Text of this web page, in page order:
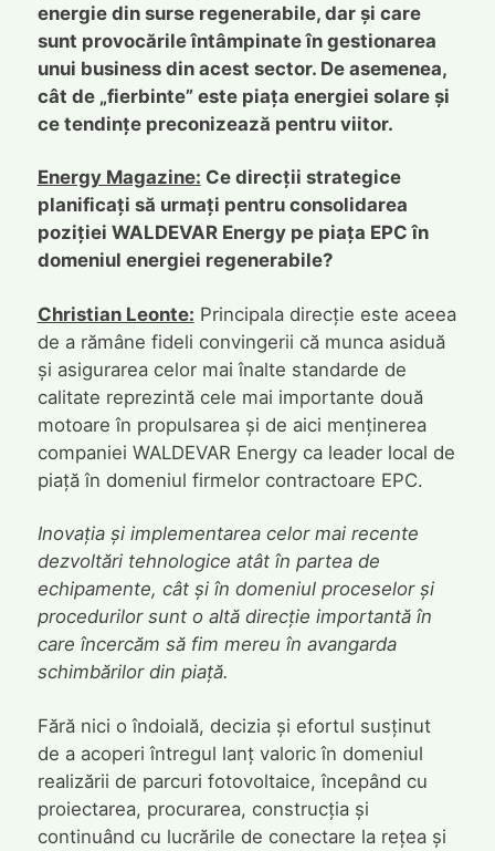
energie din surse regenerabile, dar și care
sunt provocările întâmpinate în gestionarea
unui business din acest sector. De asemenea,
cât de „fierbinte” este piața energiei solare și
ce tendințe preconizează pentru viitor.
Energy Magazine: Ce direcții strategice
planificați să urmați pentru consolidarea
poziției WALDEVAR Energy pe piața EPC în
domeniul energiei regenerabile?
Christian Leonte: Principala direcție este aceea
de a rămâne fideli convingerii că munca asiduă
și asigurarea celor mai înalte standarde de
calitate reprezintă cele mai importante două
motoare în propulsarea și de aici menținerea
companiei WALDEVAR Energy ca leader local de
piață în domeniul firmelor contractoare EPC.
Inovația și implementarea celor mai recente
dezvoltări tehnologice atât în partea de
echipamente, cât și în domeniul proceselor și
procedurilor sunt o altă direcție importantă în
care încercăm să fim mereu în avangarda
schimbărilor din piață.
Fără nici o îndoială, decizia și efortul susținut
de a acoperi întregul lanț valoric în domeniul
realizării de parcuri fotovoltaice, începând cu
proiectarea, procurarea, construcția și
continuând cu lucrările de conectare la rețea și